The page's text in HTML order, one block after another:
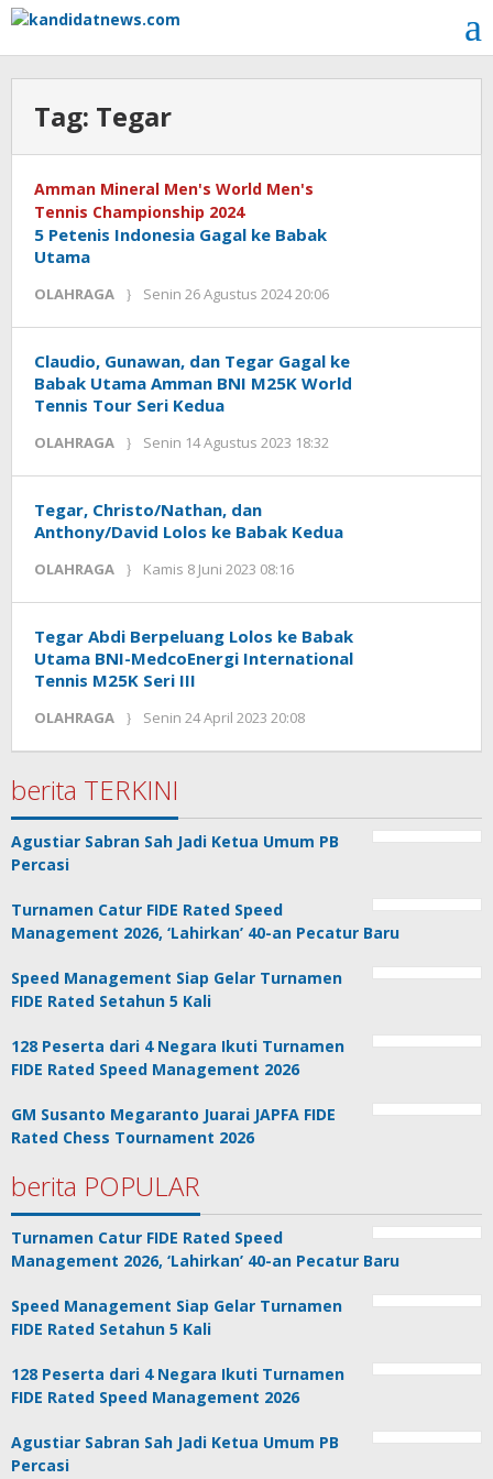
Lewati
konten
Tag: Tegar
Amman Mineral Men's World Men's
Tennis Championship 2024
5 Petenis Indonesia Gagal ke Babak
Utama
OLAHRAGA Senin 26 Agustus 2024 20:06
Jackson
Claudio, Gunawan, dan Tegar Gagal ke
Babak Utama Amman BNI M25K World
Tennis Tour Seri Kedua
OLAHRAGA Senin 14 Agustus 2023 18:32
Jackson
Tegar, Christo/Nathan, dan
Anthony/David Lolos ke Babak Kedua
OLAHRAGA Kamis 8 Juni 2023 08:16
Jackson
Tegar Abdi Berpeluang Lolos ke Babak
Utama BNI-MedcoEnergi International
Tennis M25K Seri III
OLAHRAGA Senin 24 April 2023 20:08
Jackson
berita TERKINI
Agustiar Sabran Sah Jadi Ketua Umum PB
Percasi
Turnamen Catur FIDE Rated Speed
Management 2026, ‘Lahirkan’ 40-an Pecatur Baru
Speed Management Siap Gelar Turnamen
FIDE Rated Setahun 5 Kali
128 Peserta dari 4 Negara Ikuti Turnamen
FIDE Rated Speed Management 2026
GM Susanto Megaranto Juarai JAPFA FIDE
Rated Chess Tournament 2026
berita POPULAR
Turnamen Catur FIDE Rated Speed
Management 2026, ‘Lahirkan’ 40-an Pecatur Baru
Speed Management Siap Gelar Turnamen
FIDE Rated Setahun 5 Kali
128 Peserta dari 4 Negara Ikuti Turnamen
FIDE Rated Speed Management 2026
Agustiar Sabran Sah Jadi Ketua Umum PB
Percasi